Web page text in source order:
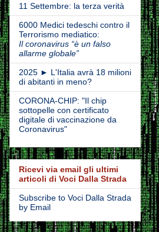
11 Settembre: la terza verità
6000 Medici tedeschi contro il
Terrorismo mediatico:
Il coronavirus “è un falso
allarme globale”
2025 ► L'Italia avrà 18 milioni
di abitanti in meno?
CORONA-CHIP: "Il chip
sottopelle con certificato
digitale di vaccinazione da
Coronavirus"
Ricevi via email gli ultimi
articoli di Voci Dalla Strada
Subscribe to Voci Dalla Strada
by Email